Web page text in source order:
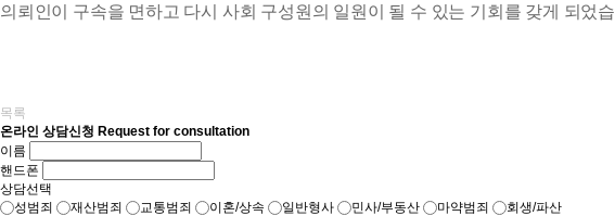
의뢰인이 구속을 면하고 다시 사회 구성원의 일원이 될 수 있는 기회를 갖게 되었
목록
온라인 상담신청 Request for consultation
이름
핸드폰
상담선택
성범죄
재산범죄 교통범죄 이혼/상속 일반형사 민사/부동산 마약범죄
회생/파산